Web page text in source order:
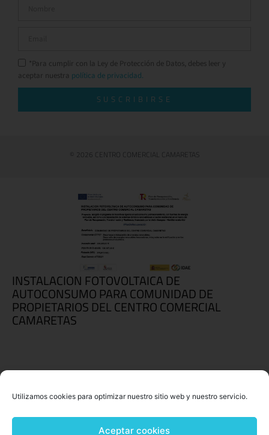
Utilizamos cookies para optimizar nuestro sitio web y nuestro servicio.
Aceptar cookies
*Para cumplir con la Ley de Protección de Datos, debes leer y
aceptar nuestra política de privacidad.
SUSCRIBIRSE
© 2026 CENTRO COMERCIAL CAMARETAS
INSTALACION FOTOVOLTAICA DE
AUTOCONSUMO PARA COMUNIDAD DE
PROPIETARIOS DEL CENTRO COMERCIAL
CAMARETAS